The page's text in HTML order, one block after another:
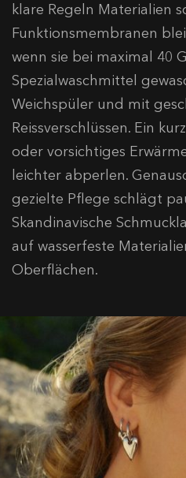
klare Regeln Materialien
Funktionsmembranen
wenn sie bei maximal 40
Spezialwaschmittel
Weichspüler und mit
Reissverschlüssen. Ein
oder vorsichtiges
leichter abperlen.
gezielte Pflege schlägt
Skandinavische
auf wasserfeste
Oberflächen.